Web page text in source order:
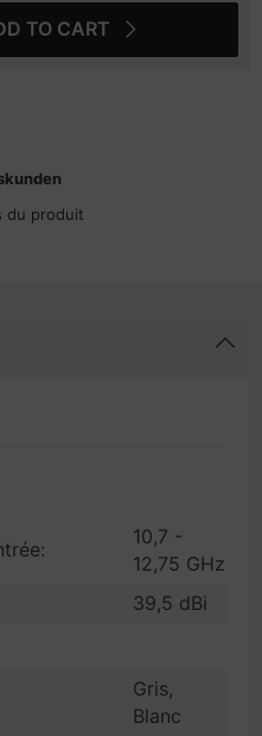
TO CART
du produit
10,7 -
12,75 GHz
39,5 dBi
Gris,
Blanc